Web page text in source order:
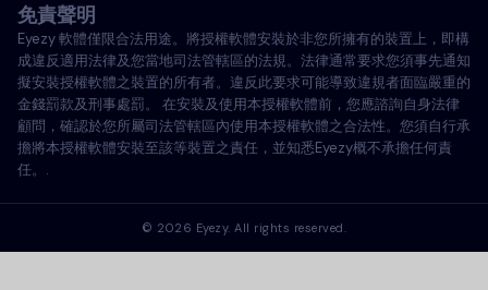
土耳其語
波蘭語
免責聲明
Eyezy 軟體僅限合法用途。將授權軟體安裝於非您所擁有的裝置上，即構
成違反適用法律及您當地司法管轄區的法規。法律通常要求您須事先通知
擬安裝授權軟體之裝置的所有者。違反此要求可能導致違規者面臨嚴重的
金錢罰款及刑事處罰。 在安裝及使用本授權軟體前，您應諮詢自身法律
顧問，確認於您所屬司法管轄區內使用本授權軟體之合法性。您須自行承
擔將本授權軟體安裝至該等裝置之責任，並知悉Eyezy概不承擔任何責
任。.
© 2026 Eyezy. All rights reserved.